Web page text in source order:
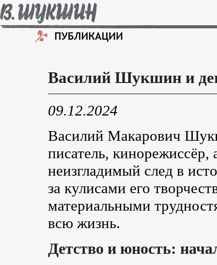
Василий Шукшин и
09.12.2024
Василий Макарович
писатель, кинорежиссёр,
неизгладимый след в
за кулисами его
материальными
всю жизнь.
Детство и юность: